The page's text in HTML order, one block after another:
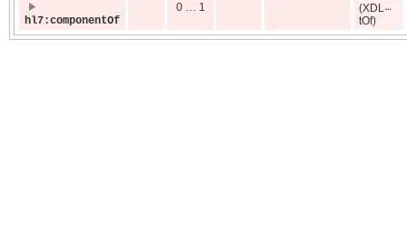
hl7:componentOf
0 … 1
(XDL
tOf)